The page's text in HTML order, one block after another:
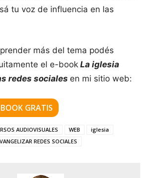
tu voz de influencia en las
más del tema podés
el e-book La iglesia
redes sociales en mi sitio web:
GRATIS
AUDIOVISUALES WEB
iglesia
REDES SOCIALES